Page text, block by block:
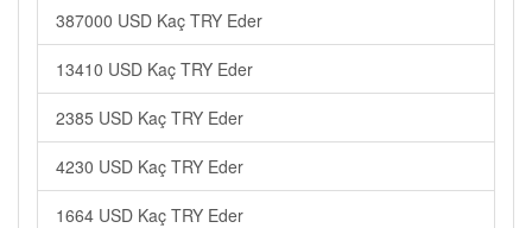
387000 USD Kaç TRY Eder
13410 USD Kaç TRY Eder
2385 USD Kaç TRY Eder
4230 USD Kaç TRY Eder
1664 USD Kaç TRY Eder